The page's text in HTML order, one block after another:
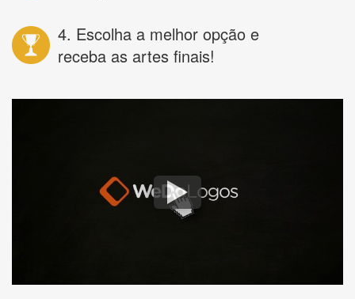
4. Escolha a melhor opção e
receba as artes finais!